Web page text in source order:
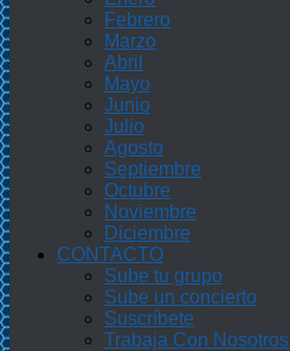
Febrero
Marzo
Abril
Mayo
Junio
Julio
Agosto
Septiembre
Octubre
Noviembre
Diciembre
CONTACTO
Sube tu grupo
Sube un concierto
Suscríbete
Trabaja Con Nosotros